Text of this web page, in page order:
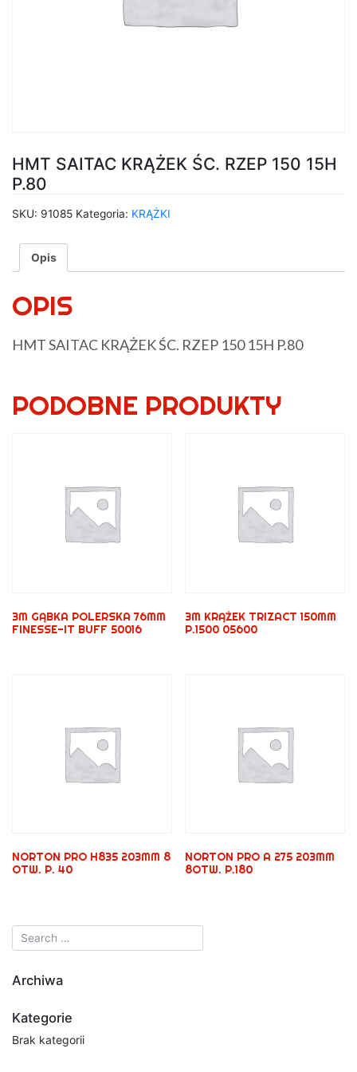
HMT SAITAC KRĄŻEK ŚC. RZEP 150 15H
P.80
SKU: 91085 Kategoria: KRĄŻKI
Opis
OPIS
HMT SAITAC KRĄŻEK ŚC. RZEP 150 15H P.80
PODOBNE PRODUKTY
3M GĄBKA POLERSKA 76MM
FINESSE-IT BUFF 50016
3M KRĄŻEK TRIZACT 150MM
P.1500 05600
NORTON PRO H835 203MM 8
OTW. P. 40
NORTON PRO A 275 203MM
8OTW. P.180
Archiwa
Kategorie
Brak kategorii